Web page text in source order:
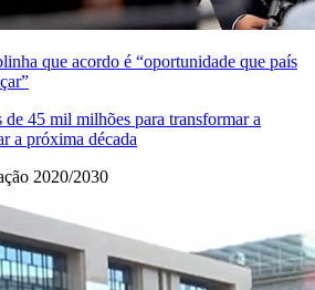
que acordo é “oportunidade que país
de 45 mil milhões para transformar a
a próxima década
2020/2030